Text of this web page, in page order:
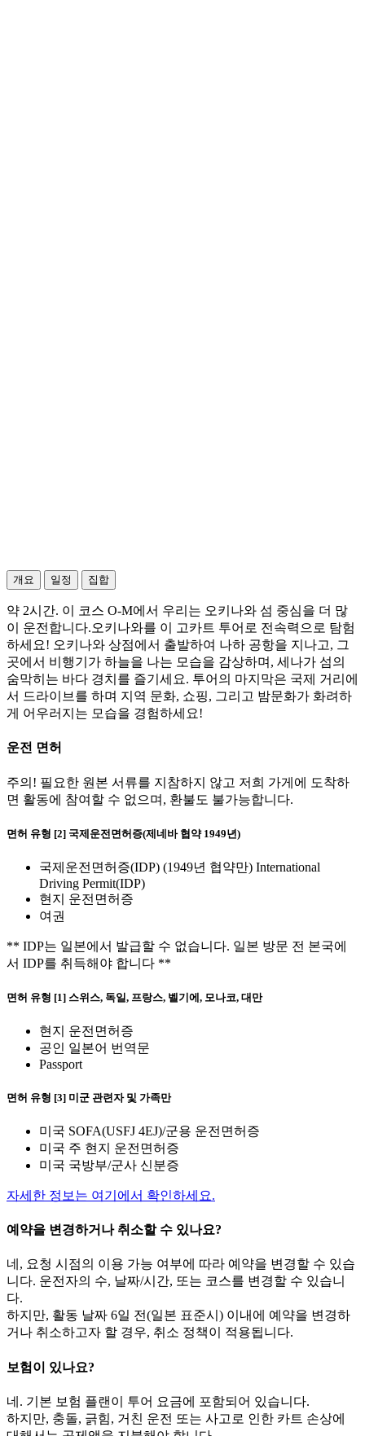
개요 일정 집합
약 2시간. 이 코스 O-M에서 우리는 오키나와 섬 중심을 더 많
이 운전합니다.오키나와를 이 고카트 투어로 전속력으로 탐험
하세요! 오키나와 상점에서 출발하여 나하 공항을 지나고, 그
곳에서 비행기가 하늘을 나는 모습을 감상하며, 세나가 섬의
숨막히는 바다 경치를 즐기세요. 투어의 마지막은 국제 거리에
서 드라이브를 하며 지역 문화, 쇼핑, 그리고 밤문화가 화려하
게 어우러지는 모습을 경험하세요!
운전 면허
주의! 필요한 원본 서류를 지참하지 않고 저희 가게에 도착하
면 활동에 참여할 수 없으며, 환불도 불가능합니다.
면허 유형 [2] 국제운전면허증(제네바 협약 1949년)
국제운전면허증(IDP) (1949년 협약만) International
Driving Permit(IDP)
현지 운전면허증
여권
** IDP는 일본에서 발급할 수 없습니다. 일본 방문 전 본국에
서 IDP를 취득해야 합니다 **
면허 유형 [1] 스위스, 독일, 프랑스, 벨기에, 모나코, 대만
현지 운전면허증
공인 일본어 번역문
Passport
면허 유형 [3] 미군 관련자 및 가족만
미국 SOFA(USFJ 4EJ)/군용 운전면허증
미국 주 현지 운전면허증
미국 국방부/군사 신분증
자세한 정보는 여기에서 확인하세요.
예약을 변경하거나 취소할 수 있나요?
네, 요청 시점의 이용 가능 여부에 따라 예약을 변경할 수 있습
니다. 운전자의 수, 날짜/시간, 또는 코스를 변경할 수 있습니
다.
하지만, 활동 날짜 6일 전(일본 표준시) 이내에 예약을 변경하
거나 취소하고자 할 경우, 취소 정책이 적용됩니다.
보험이 있나요?
네. 기본 보험 플랜이 투어 요금에 포함되어 있습니다.
하지만, 충돌, 긁힘, 거친 운전 또는 사고로 인한 카트 손상에